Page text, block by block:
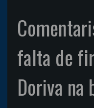
falta de
Doriva na